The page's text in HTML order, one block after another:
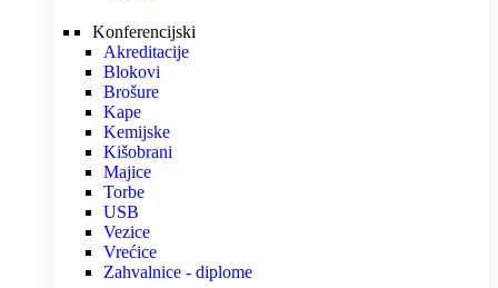
Konferencijski
Akreditacije
Blokovi
Brošure
Kape
Kemijske
Kišobrani
Majice
Torbe
USB
Vezice
Vrećice
Zahvalnice - diplome